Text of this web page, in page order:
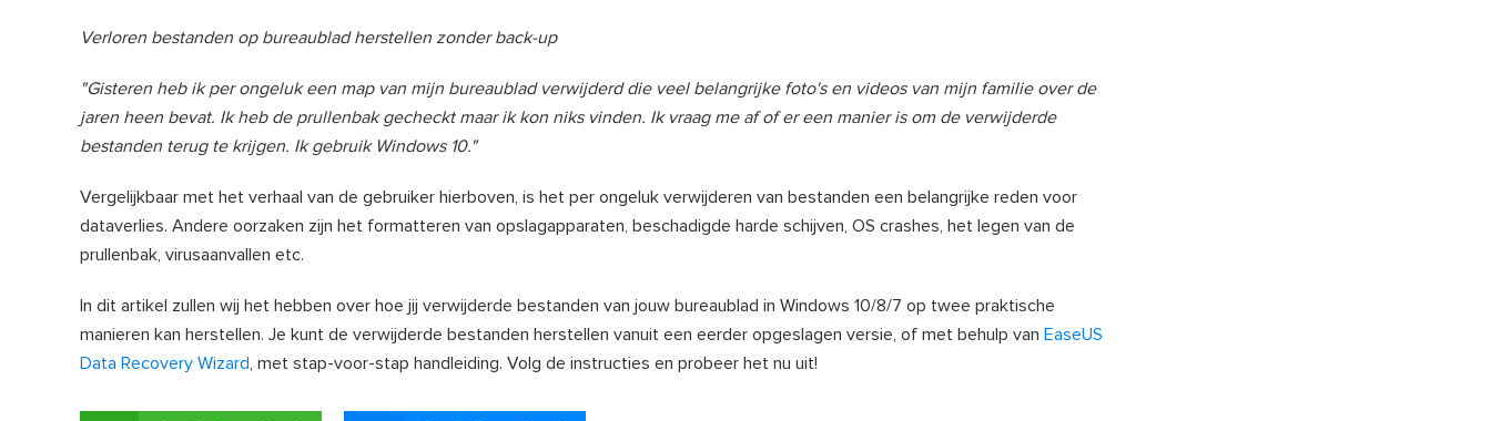
Verloren bestanden op bureaublad herstellen zonder back-up
"Gisteren heb ik per ongeluk een map van mijn bureaublad verwijderd die veel belangrijke foto's en videos van mijn familie over de
jaren heen bevat. Ik heb de prullenbak gecheckt maar ik kon niks vinden. Ik vraag me af of er een manier is om de verwijderde
bestanden terug te krijgen. Ik gebruik Windows 10."
Vergelijkbaar met het verhaal van de gebruiker hierboven, is het per ongeluk verwijderen van bestanden een belangrijke reden voor
dataverlies. Andere oorzaken zijn het formatteren van opslagapparaten, beschadigde harde schijven, OS crashes, het legen van de
prullenbak, virusaanvallen etc.
In dit artikel zullen wij het hebben over hoe jij verwijderde bestanden van jouw bureaublad in Windows 10/8/7 op twee praktische
manieren kan herstellen. Je kunt de verwijderde bestanden herstellen vanuit een eerder opgeslagen versie, of met behulp van EaseUS
Data Recovery Wizard , met stap-voor-stap handleiding. Volg de instructies en probeer het nu uit!